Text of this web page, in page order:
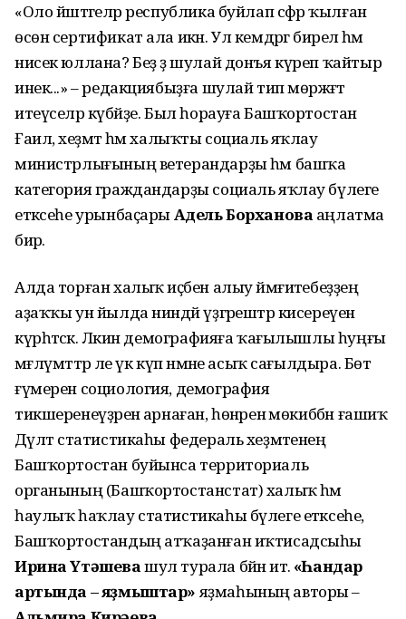
«Оло йәштәгеләр республика буйлап сәфәр ҡылған
өсөн сертификат ала икән. Ул кемдәргә бирелә һәм
нисек юллана? Беҙ ҙә шулай донъя күреп ҡайтыр
инек...» – редакциябыҙға шулай тип мөрәжәғәт
итеүселәр күбәйҙе. Был һорауға Башҡортостан
Ғаилә, хеҙмәт һәм халыҡты социаль яҡлау
министрлығының ветерандарҙы һәм башҡа
категория граждандарҙы социаль яҡлау бүлеге
етәксеһе урынбаҫарыАдель Борханова аңлатма
бирә.
Алда торған халыҡ иҫәбен алыу йәмғиәтебеҙҙең
аҙаҡҡы ун йылда ниндәй үҙгәрештәр кисереүен
күрһәтәсәк. Ләкин демографияға ҡағылышлы һуңғы
мәғлүмәттәр әле үк күп нәмәне асыҡ сағылдыра. Бөтә
ғүмерен социология, демография
тикшеренеүҙәренә арнаған, һөнәренә мөкиббән ғашиҡ
Дәүләт статистикаһы федераль хеҙмәтенең
Башҡортостан буйынса территориаль
органының (Башҡортостанстат) халыҡ һәм
һаулыҡ һаҡлау статистикаһы бүлеге етәксеһе,
Башҡортостандың атҡаҙанған иҡтисадсыһы
Ирина Үтәшевашул турала бәйән итә. «Һандар
артында – яҙмыштар» яҙмаһының авторы –